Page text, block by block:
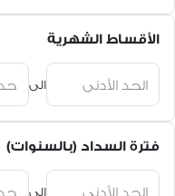
رملة (
437
)
سيدي حنيش (
346
دوس (
341
)
ساوث ميد
دى باى (
240
)
جلى (
227
)
لافيستا باي ايست
208
الأقساط الشهرية
الى
فترة السداد (بالسنوات)
الى